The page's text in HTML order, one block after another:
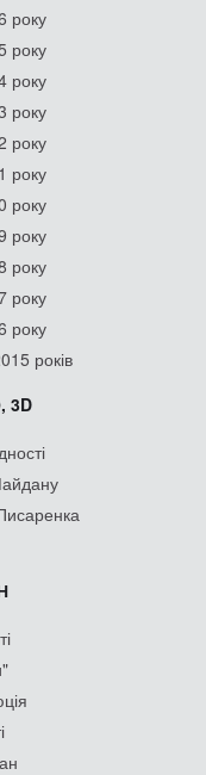
року
року
року
року
року
року
року
року
року
року
року
років
3D